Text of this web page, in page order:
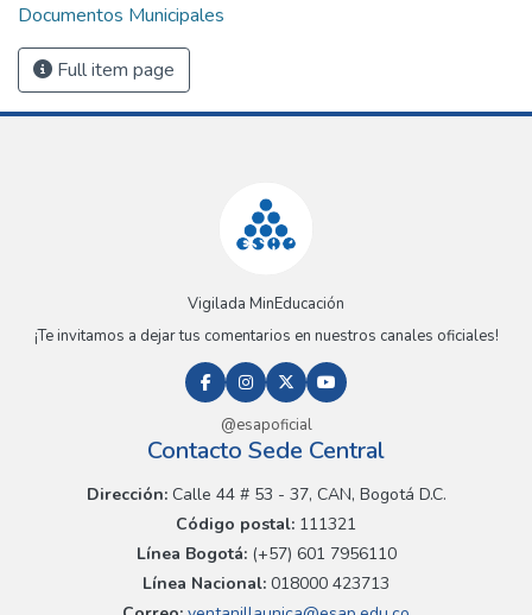
Documentos Municipales
Full item page
Vigilada MinEducación
¡Te invitamos a dejar tus comentarios en nuestros canales oficiales!
@esapoficial
Contacto Sede Central
Dirección:Calle 44 # 53 - 37, CAN, Bogotá D.C.
Código postal: 111321
Línea Bogotá:(+57) 601 7956110
Línea Nacional: 018000 423713